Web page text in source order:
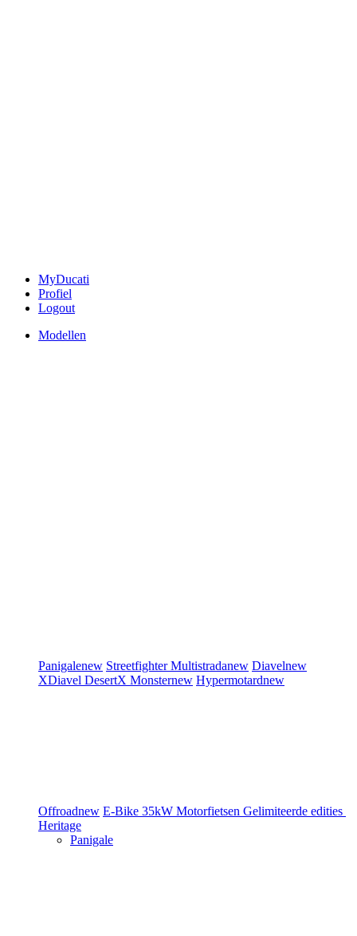
MyDucati
Profiel
Logout
Modellen
Panigalenew StreetfighterMultistradanew Diavelnew
XDiavel DesertX Monsternew Hypermotardnew
Offroadnew E-Bike 35kW Motorfietsen Gelimiteerde edities
Heritage
Panigale